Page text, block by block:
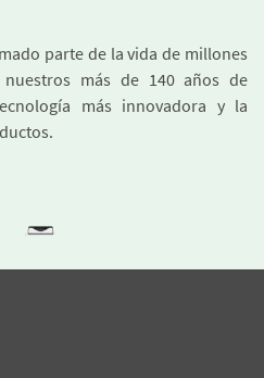
parte de la vida de millones
más de 140 años de
más innovadora y la